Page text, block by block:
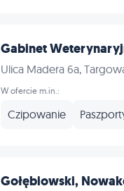
Gabinet
Ulica Madera 6a,
W ofercie m.in.:
Czipowanie
Gołębiowski,